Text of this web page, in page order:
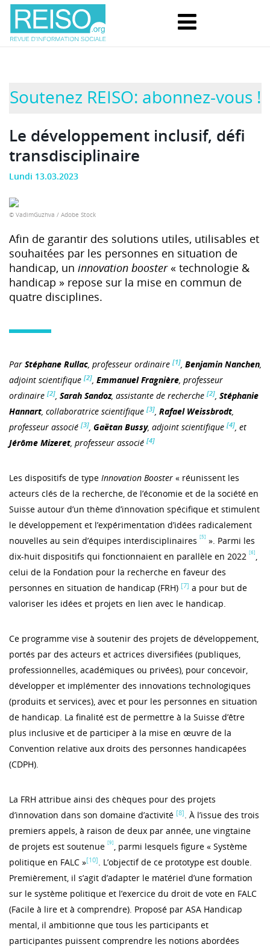
Soutenez REISO: abonnez-vous !
Le développement inclusif, défi
transdisciplinaire
Lundi 13.03.2023
© VadimGuzhva / Adobe Stock
Afin de garantir des solutions utiles, utilisables et
souhaitées par les personnes en situation de
handicap, un innovation booster« technologie &
handicap » repose sur la mise en commun de
quatre disciplines.
Par Stéphane Rullac, professeur ordinaire [1], Benjamin Nanchen,
adjoint scientifique [2], Emmanuel Fragnière, professeur
ordinaire [2], Sarah Sandoz, assistante de recherche [2], Stéphanie
Hannart, collaboratrice scientifique [3], Rafael Weissbrodt,
professeur associé [3], Gaëtan Bussy, adjoint scientifique [4], et
Jérôme Mizeret, professeur associé [4]
Les dispositifs de type Innovation Booster « réunissent les
acteurs clés de la recherche, de l’économie et de la société en
Suisse autour d’un thème d’innovation spécifique et stimulent
le développement et l’expérimentation d’idées radicalement
nouvelles au sein d’équipes interdisciplinaires [5] ». Parmi les
dix-huit dispositifs qui fonctionnaient en parallèle en 2022 [6] ,
celui de la Fondation pour la recherche en faveur des
personnes en situation de handicap (FRH) [7] a pour but de
valoriser les idées et projets en lien avec le handicap.
Ce programme vise à soutenir des projets de développement,
portés par des acteurs et actrices diversifiées (publiques,
professionnelles, académiques ou privées), pour concevoir,
développer et implémenter des innovations technologiques
(produits et services), avec et pour les personnes en situation
de handicap. La finalité est de permettre à la Suisse d’être
plus inclusive et de participer à la mise en œuvre de la
Convention relative aux droits des personnes handicapées
(CDPH).
La FRH attribue ainsi des chèques pour des projets
d’innovation dans son domaine d’activité [8]. À l’issue des trois
premiers appels, à raison de deux par année, une vingtaine
de projets est soutenue [9] , parmi lesquels figure « Système
politique en FALC »[10]. L’objectif de ce prototype est double.
Premièrement, il s’agit d’adapter le matériel d’une formation
sur le système politique et l’exercice du droit de vote en FALC
(Facile à lire et à comprendre). Proposé par ASA Handicap
mental, il ambitionne que tous les participants et
participantes puissent comprendre les notions abordées